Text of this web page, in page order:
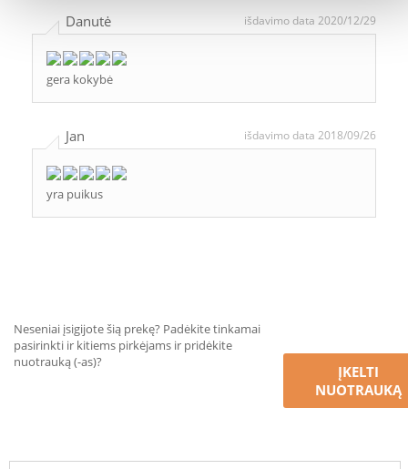
Danutė išdavimo data 2020/12/29
gera kokybė
Jan išdavimo data 2018/09/26
yra puikus
Neseniai įsigijote šią prekę? Padėkite tinkamai
pasirinkti ir kitiems pirkėjams ir pridėkite
nuotrauką (-as)?
ĮKELTI
NUOTRAUKĄ